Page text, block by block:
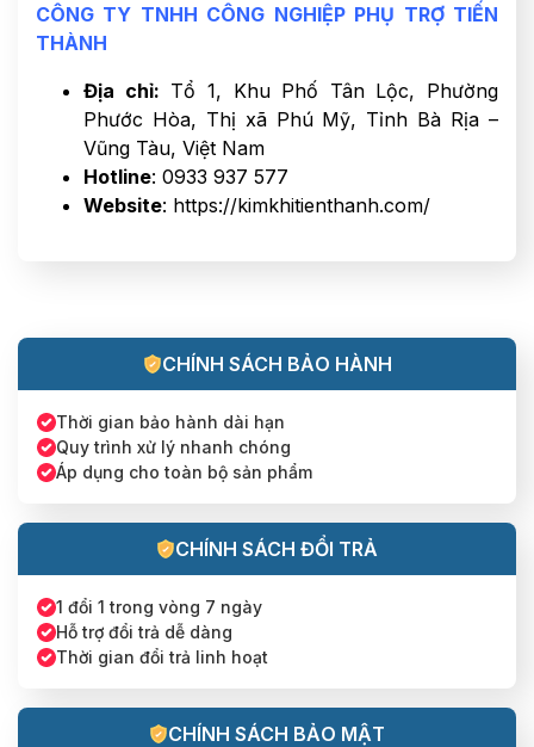
CÔNG TY TNHH CÔNG NGHIỆP PHỤ TRỢ TIẾN
THÀNH
Địa chỉ: Tổ 1, Khu Phố Tân Lộc, Phường
Phước Hòa, Thị xã Phú Mỹ, Tỉnh Bà Rịa –
Vũng Tàu, Việt Nam
Hotline: 0933 937 577
Website: https://kimkhitienthanh.com/
CHÍNH SÁCH BẢO HÀNH
Thời gian bảo hành dài hạn
Quy trình xử lý nhanh chóng
Áp dụng cho toàn bộ sản phẩm
CHÍNH SÁCH ĐỔI TRẢ
1 đổi 1 trong vòng 7 ngày
Hỗ trợ đổi trả dễ dàng
Thời gian đổi trả linh hoạt
CHÍNH SÁCH BẢO MẬT